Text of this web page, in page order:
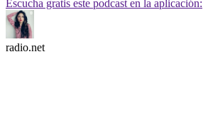
Escucha gratis este podcast en la aplicación:
radio.net